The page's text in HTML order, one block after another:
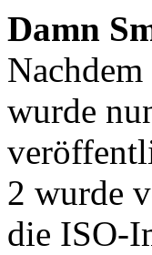
Damn
wurde
2 wurde
die ISO-